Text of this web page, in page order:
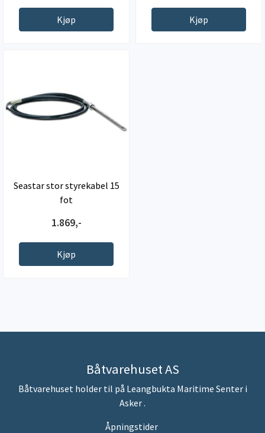
Kjøp Kjøp
Seastar stor styrekabel 15
fot
1.869,-
Kjøp
Båtvarehuset AS
Båtvarehuset holder til på Leangbukta Maritime Senter i
Asker .
Åpningstider